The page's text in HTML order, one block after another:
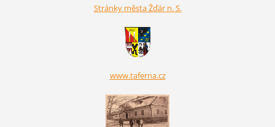
Stránky města Žďár n. S.
www.taferna.cz